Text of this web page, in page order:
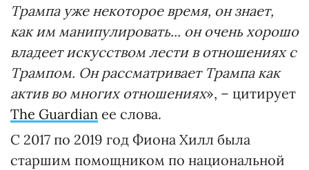
Трампа уже некоторое время, он знает,
как им манипулировать... он очень хорошо
владеет искусством лести в отношениях с
Трампом. Он рассматривает Трампа как
актив во многих отношениях», – цитирует
The Guardian ее слова.
С 2017 по 2019 год Фиона Хилл была
старшим помощником по национальной